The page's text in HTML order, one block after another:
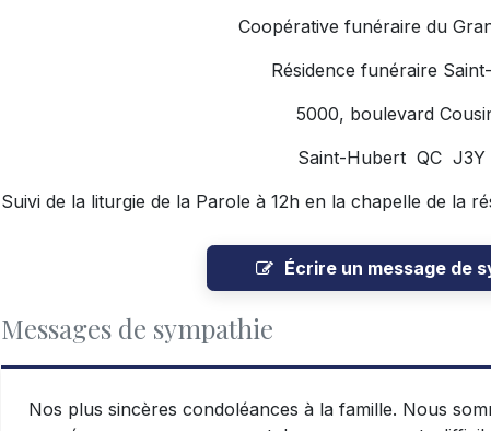
Coopérative funéraire du
Résidence funéraire
5000, boulevard
Saint-Hubert QC J3Y
Suivi de la liturgie de la Parole à 12h en la chapelle de la
Écrire un message de
Messages de sympathie
Nos plus sincères condoléances à la famille. Nous